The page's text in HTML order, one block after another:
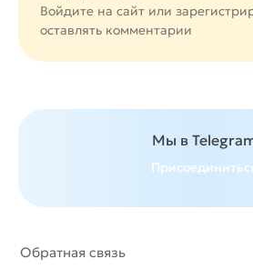
Войдите на сайт или
оставлять комментарии
Мы в
Обратная связь